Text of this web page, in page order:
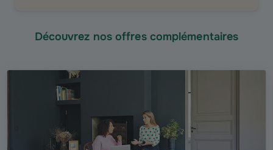
Découvrez nos offres complémentaires